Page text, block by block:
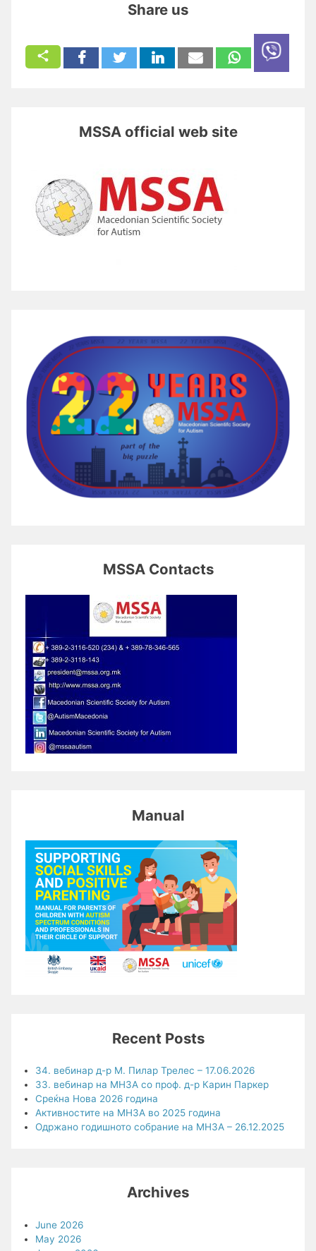
Share us
MSSA official web site
MSSA Contacts
Manual
Recent Posts
34. вебинар д-р М. Пилар Трелес – 17.06.2026
33. вебинар на МНЗА со проф. д-р Карин Паркер
Среќна Нова 2026 година
Активностите на МНЗА во 2025 година
Одржано годишното собрание на МНЗА – 26.12.2025
Archives
June 2026
May 2026